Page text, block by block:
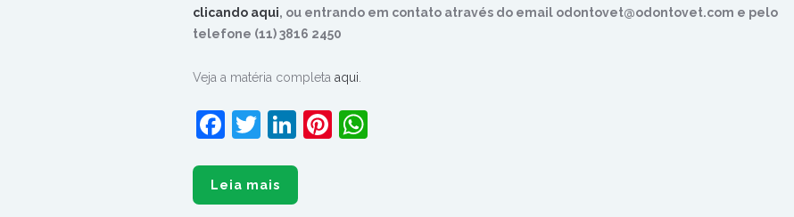
clicando aqui, ou entrando em contato através do email odontovet@odontovet.com e pelo
telefone (11) 3816 2450
Veja a matéria completa aqui.
Facebook
Twitter
LinkedIn
Pinterest
Leia mais